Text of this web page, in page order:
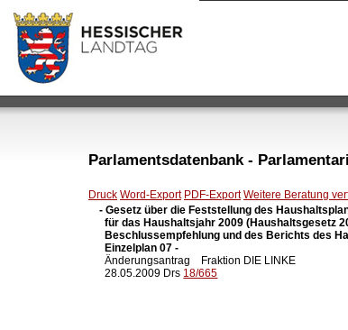
Parlamentsdatenbank -
Druck Word-Export PDF-Export Weitere Beratung
- Gesetz über die Feststellung des
für das Haushaltsjahr 2009 (Haushaltsgesetz
Beschlussempfehlung und des Berichts des
  Einzelplan 07 -
Änderungsantrag    Fraktion DIE LINKE
  28.05.2009 Drs
18/665